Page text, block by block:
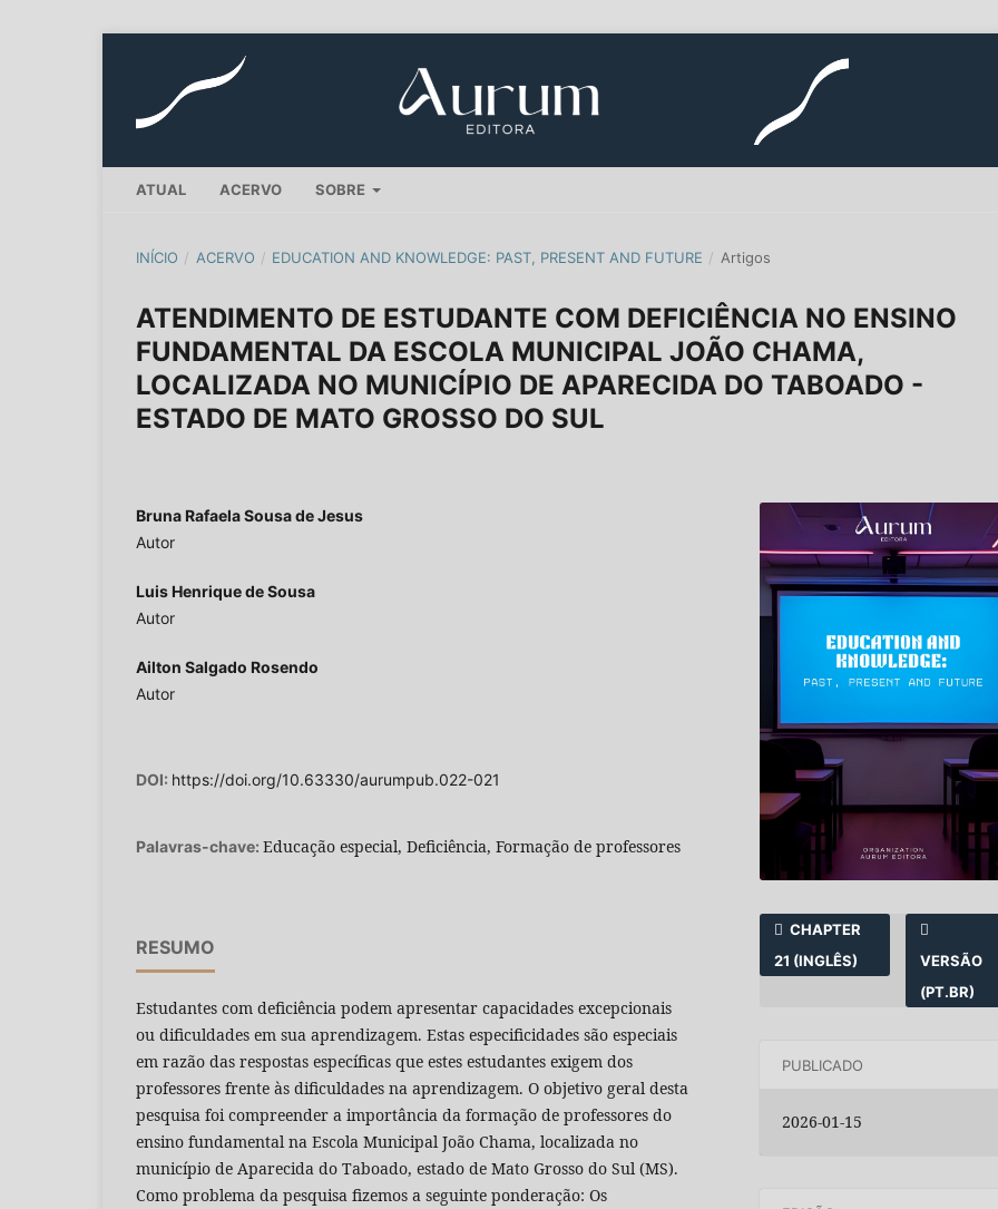
ATUAL ACERVO SOBRE
INÍCIO / ACERVO / EDUCATION AND KNOWLEDGE: PAST, PRESENT AND FUTURE / Artigos
ATENDIMENTO DE ESTUDANTE COM DEFICIÊNCIA NO ENSINO
FUNDAMENTAL DA ESCOLA MUNICIPAL JOÃO CHAMA,
LOCALIZADA NO MUNICÍPIO DE APARECIDA DO TABOADO -
ESTADO DE MATO GROSSO DO SUL
Bruna Rafaela Sousa de Jesus
Autor
Luis Henrique de Sousa
Autor
Ailton Salgado Rosendo
Autor
DOI: https://doi.org/10.63330/aurumpub.022-021
Palavras-chave: Educação especial, Deficiência, Formação de professores
RESUMO
Estudantes com deficiência podem apresentar capacidades excepcionais
ou dificuldades em sua aprendizagem. Estas especificidades são especiais
em razão das respostas específicas que estes estudantes exigem dos
professores frente às dificuldades na aprendizagem. O objetivo geral desta
pesquisa foi compreender a importância da formação de professores do
ensino fundamental na Escola Municipal João Chama, localizada no
município de Aparecida do Taboado, estado de Mato Grosso do Sul (MS).
Como problema da pesquisa fizemos a seguinte ponderação: Os
CHAPTER
21 (INGLÊS)
VERSÃO
(PT.BR)
PUBLICADO
2026-01-15